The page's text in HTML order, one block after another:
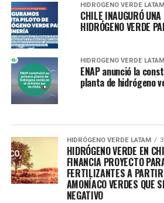
HIDRÓGENO VERDE LATAM
CHILE INAUGURÓ
HIDRÓGENO VERDE
HIDRÓGENO VERDE LATAM
ENAP anunció la
planta de hidrógeno
HIDRÓGENO VERDE LATAM
HIDRÓGENO VERDE EN
FINANCIA PROYECTO
FERTILIZANTES A
AMONÍACO VERDES QUE
NEGATIVO